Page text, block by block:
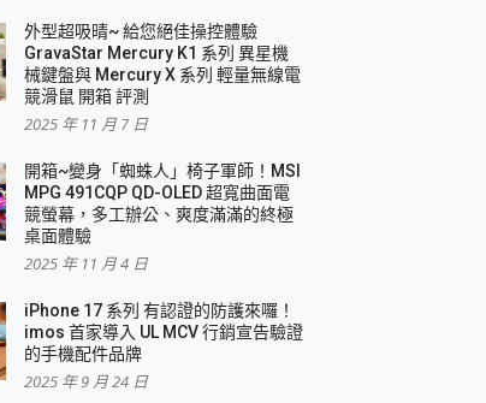
外型超吸晴~ 給您絕佳操控體驗
GravaStar Mercury K1 系列 異星機
械鍵盤與 Mercury X 系列 輕量無線電
競滑鼠 開箱 評測
2025 年 11 月 7 日
開箱~變身「蜘蛛人」椅子軍師！MSI
MPG 491CQP QD-OLED 超寬曲面電
競螢幕，多工辦公、爽度滿滿的終極
桌面體驗
2025 年 11 月 4 日
iPhone 17 系列 有認證的防護來囉！
imos 首家導入 UL MCV 行銷宣告驗證
的手機配件品牌
2025 年 9 月 24 日